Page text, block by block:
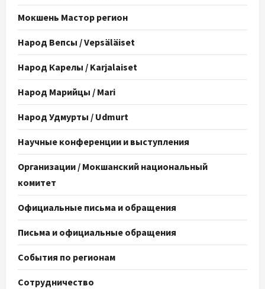
Мокшень Мастор регион
Народ Вепсы / Vepsäläiset
Народ Карелы / Karjalaiset
Народ Марийцы / Mari
Народ Удмурты / Udmurt
Научные конференции и выступления
Организации / Мокшанский национальный
комитет
Официальные письма и обращения
Письма и официальные обращения
События по регионам
Сотрудничество